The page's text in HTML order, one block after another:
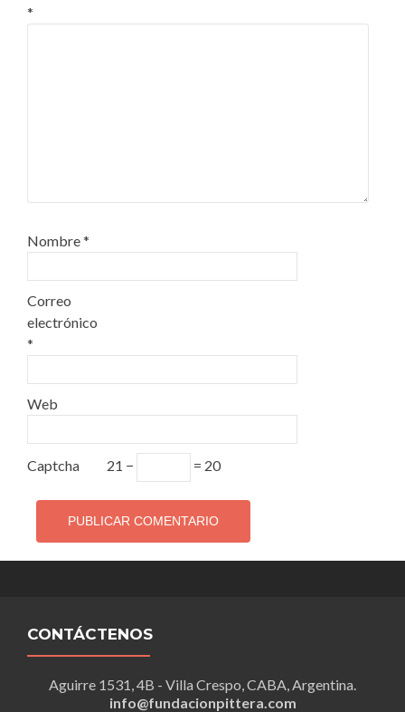
*
Nombre*
Correo
electrónico
*
Web
Captcha 21 − = 20
CONTÁCTENOS
Aguirre 1531, 4B - Villa Crespo, CABA, Argentina.
info@fundacionpittera.com